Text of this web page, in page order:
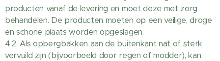
producten vanaf de levering en moet deze met zorg
behandelen. De producten moeten op een veilige, droge
en schone plaats worden opgeslagen.
4.2. Als opbergbakken aan de buitenkant nat of sterk
vervuild zijn (bijvoorbeeld door regen of modder), kan